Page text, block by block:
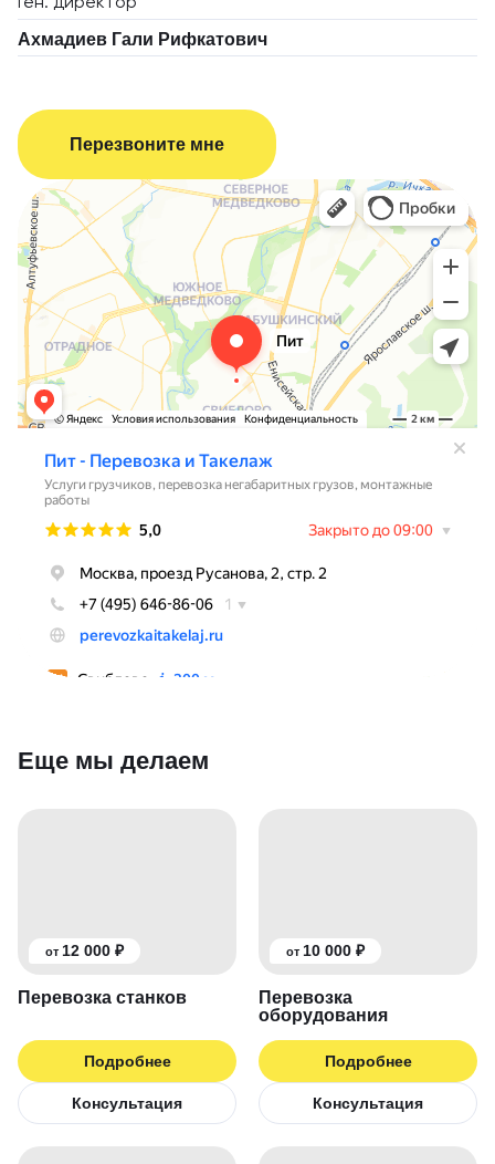
Ахмадиев Гали Рифкатович
Перезвоните мне
Пит - Перевозка и Такелаж
Логистическая компания в Москве
Переезды в Москве
Еще мы делаем
от 12 000 ₽
Перевозка станков
Подробнее
Консультация
от 10 000 ₽
Перевозка
оборудования
Подробнее
Консультация